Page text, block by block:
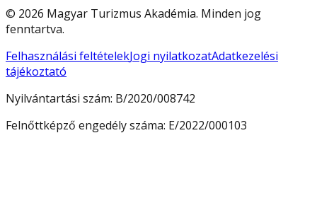
© 2026 Magyar Turizmus Akadémia. Minden jog
fenntartva.
Felhasználási feltételekJogi nyilatkozatAdatkezelési
tájékoztató
Nyilvántartási szám: B/2020/008742
Felnőttképző engedély száma: E/2022/000103